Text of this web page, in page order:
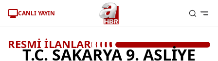
CANLI YAYIN
RESMİ İLANLAR
T.C. SAKARYA 9. ASLİYE